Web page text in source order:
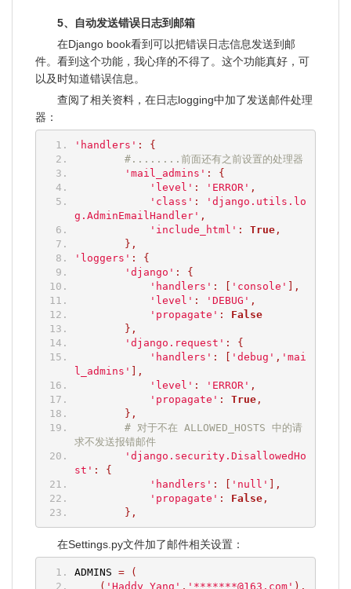
5、自动发送错误日志到邮箱
在Django book看到可以把错误日志信息发送到邮
件。看到这个功能，我心痒的不得了。这个功能真好，可
以及时知道错误信息。
查阅了相关资料，在日志logging中加了发送邮件处理
器：
'handlers' :
{
#........前面还有之前设置的处理器
'mail_admins' :
{
'level' : 'ERROR' ,
'class' :
'django.utils.lo
g.AdminEmailHandler' ,
'include_html' : True,
},
'loggers' :
{
'django' :
{
'handlers' : [ 'console' ],
'level' : 'DEBUG' ,
'propagate' :
False
},
'django.request' :
{
'handlers' : [ 'debug' , 'mai
l_admins' ],
'level' : 'ERROR' ,
'propagate' : True,
},
# 对于不在 ALLOWED_HOSTS 中的请
求不发送报错邮件
'django.security.DisallowedHo
st' :
{
'handlers' : [ 'null' ],
'propagate' : False,
},
在Settings.py文件加了邮件相关设置：
ADMINS =
(
( 'Haddy Yang' , '*******@163.com' ),